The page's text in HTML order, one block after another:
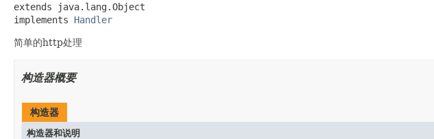
extends java.lang.Object
implements Handler
简单的http处理
构造器概要
构造器
构造器和说明